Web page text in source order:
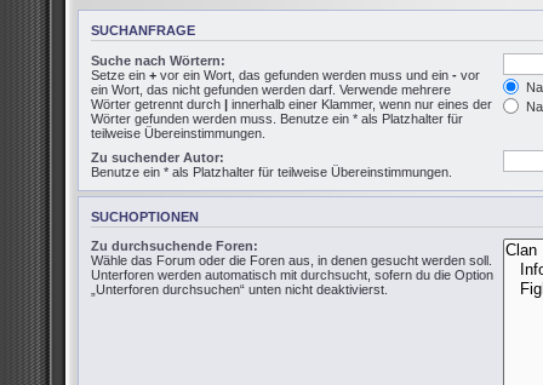
SUCHANFRAGE
Suche nach Wörtern:
Setze ein + vor ein Wort, das gefunden werden muss und ein - vor
ein Wort, das nicht gefunden werden darf. Verwende mehrere
Wörter getrennt durch | innerhalb einer Klammer, wenn nur eines der
Wörter gefunden werden muss. Benutze ein * als Platzhalter für
teilweise Übereinstimmungen.
Zu suchender Autor:
Benutze ein * als Platzhalter für teilweise Übereinstimmungen.
SUCHOPTIONEN
Zu durchsuchende Foren:
Wähle das Forum oder die Foren aus, in denen gesucht werden soll.
Unterforen werden automatisch mit durchsucht, sofern du die Option
„Unterforen durchsuchen“ unten nicht deaktivierst.